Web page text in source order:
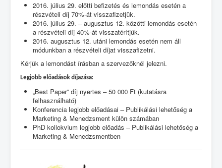
2016. július 29. előtti befizetés és lemondás esetén a
részvételi díj 70%-át visszafizetjük.
2016. július 29. – augusztus 12. közötti lemondás esetén
a részvételi díj 40%-át visszatérítjük.
2016. augusztus 12. utáni lemondás esetén nem áll
módunkban a részvételi díjat visszafizetni.
Kérjük a lemondást írásban a szervezőknél jelezni.
Legjobb előadások díjazása:
„Best Paper” díj nyertes – 50 000 Ft (kutatásra
felhasználható)
Konferencia legjobb előadásai – Publikálási lehetőség a
Marketing & Menedzsment külön számában
PhD kollokvium legjobb előadás – Publikálási lehetőség a
Marketing & Menedzsmentben